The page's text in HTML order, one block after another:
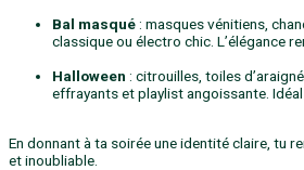
Bal masqué : masques vénitiens,
classique ou électro chic. L’élégance
Halloween : citrouilles, toiles
effrayants et playlist angoissante.
En donnant à ta soirée une identité claire, tu
et inoubliable.